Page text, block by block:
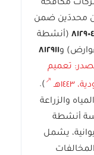
مكافحة
محددَين ضمن
٨١٢٩٠٤ (أنشطة
و٨١٢٩١١
تعميم
).
والزراعة
أنشطة
يشمل